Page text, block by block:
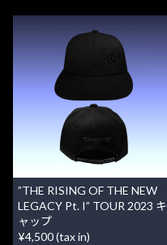
”THE RISING OF THE NEW
LEGACY Pt. I” TOUR 2023 キ
ャップ
¥4,500 (tax in)